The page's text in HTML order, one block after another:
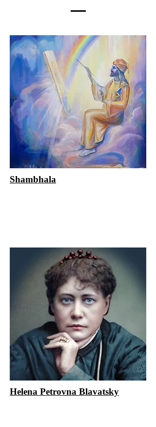
Shambhala
Helena Petrovna Blavatsky